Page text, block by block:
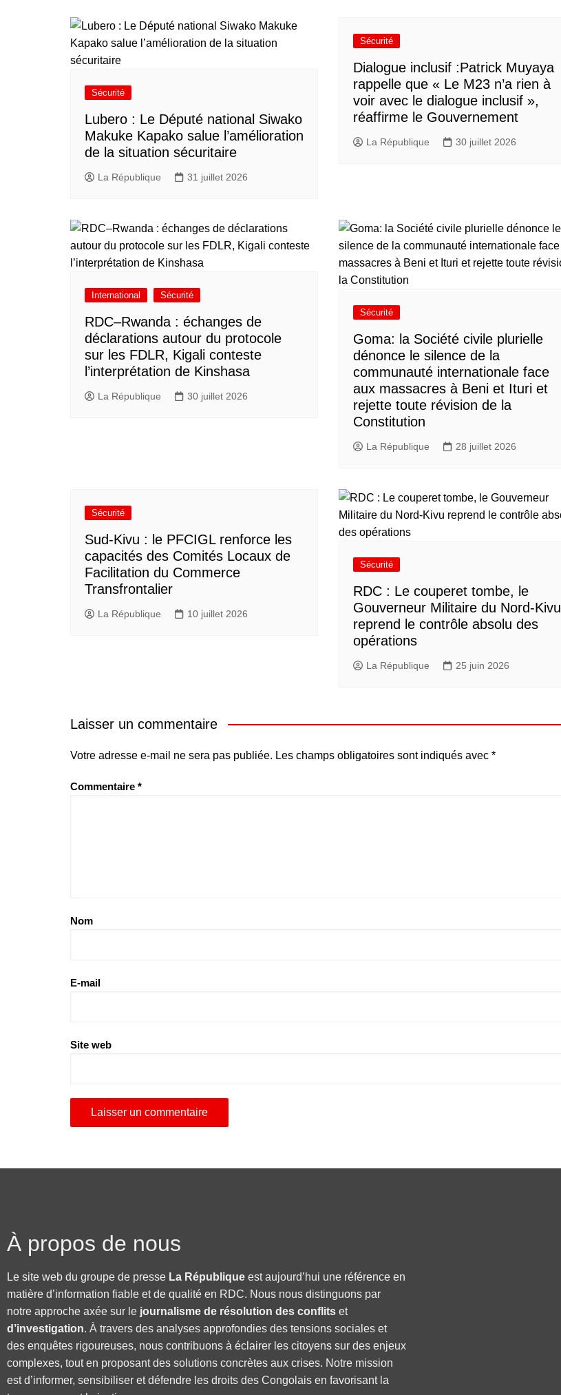
Sécurité
Lubero : Le Député national Siwako
Makuke Kapako salue l’amélioration
de la situation sécuritaire
La République 31 juillet 2026
Sécurité
Dialogue inclusif :Patrick Muyaya
rappelle que « Le M23 n’a rien à
voir avec le dialogue inclusif »,
réaffirme le Gouvernement
La République 30 juillet 2026
International Sécurité
RDC–Rwanda : échanges de
déclarations autour du protocole
sur les FDLR, Kigali conteste
l’interprétation de Kinshasa
La République 30 juillet 2026
Sécurité
Goma: la Société civile plurielle
dénonce le silence de la
communauté internationale face
aux massacres à Beni et Ituri et
rejette toute révision de la
Constitution
La République 28 juillet 2026
Sécurité
Sud-Kivu : le PFCIGL renforce les
capacités des Comités Locaux de
Facilitation du Commerce
Transfrontalier
La République 10 juillet 2026
Sécurité
RDC : Le couperet tombe, le
Gouverneur Militaire du Nord-Kivu
reprend le contrôle absolu des
opérations
La République 25 juin 2026
Laisser un commentaire
Votre adresse e-mail ne sera pas publiée. Les champs obligatoires sont indiqués avec *
Commentaire *
Nom
E-mail
Site web
À propos de nous
Le site web du groupe de presse La République est aujourd’hui une référence en
matière d’information fiable et de qualité en RDC. Nous nous distinguons par
notre approche axée sur le journalisme de résolution des conflits et
d’investigation. À travers des analyses approfondies des tensions sociales et
des enquêtes rigoureuses, nous contribuons à éclairer les citoyens sur des enjeux
complexes, tout en proposant des solutions concrètes aux crises. Notre mission
est d’informer, sensibiliser et défendre les droits des Congolais en favorisant la